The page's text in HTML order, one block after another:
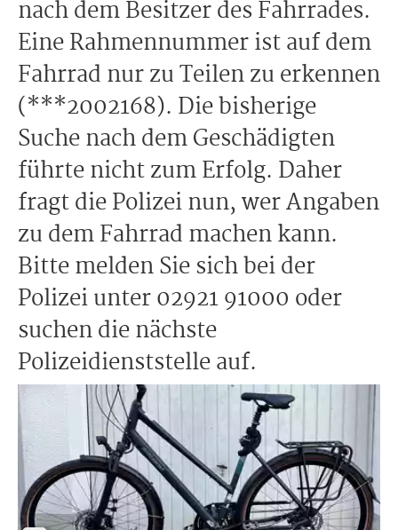
nach dem Besitzer des Fahrrades.
Eine Rahmennummer ist auf dem
Fahrrad nur zu Teilen zu erkennen
(***2002168). Die bisherige
Suche nach dem Geschädigten
führte nicht zum Erfolg. Daher
fragt die Polizei nun, wer Angaben
zu dem Fahrrad machen kann.
Bitte melden Sie sich bei der
Polizei unter 02921 91000 oder
suchen die nächste
Polizeidienststelle auf.